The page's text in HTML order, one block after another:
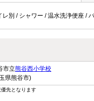
レ別 / シャワー / 温水洗浄便座 /
市立熊谷西小学校
県熊谷市)
先となります